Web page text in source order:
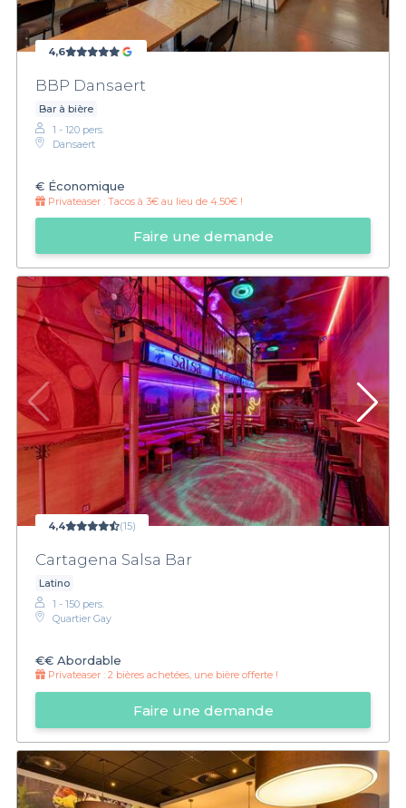
4,6
BBP Dansaert
Bar à bière
1 - 120 pers.
Dansaert
€ Économique
Privateaser : Tacos à 3€ au lieu de 4.50€ !
Faire une demande
4,4 (15)
Cartagena Salsa Bar
Latino
1 - 150 pers.
Quartier Gay
€€ Abordable
Privateaser : 2 bières achetées, une bière offerte !
Faire une demande